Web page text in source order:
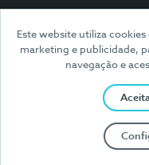
Este website utiliza
marketing e publicidade,
navegação e